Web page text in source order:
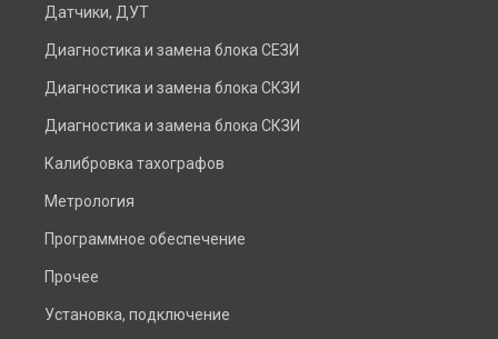
Датчики, ДУТ
Диагностика и замена блока СЕЗИ
Диагностика и замена блока СКЗИ
Диагностика и замена блока СКЗИ
Калибровка тахографов
Метрология
Программное обеспечение
Прочее
Установка, подключение